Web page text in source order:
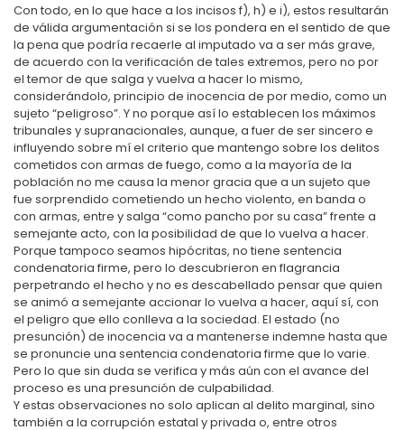
Con todo, en lo que hace a los incisos f), h) e i), estos resultarán
de válida argumentación si se los pondera en el sentido de que
la pena que podría recaerle al imputado va a ser más grave,
de acuerdo con la verificación de tales extremos, pero no por
el temor de que salga y vuelva a hacer lo mismo,
considerándolo, principio de inocencia de por medio, como un
sujeto “peligroso”. Y no porque así lo establecen los máximos
tribunales y supranacionales, aunque, a fuer de ser sincero e
influyendo sobre mí el criterio que mantengo sobre los delitos
cometidos con armas de fuego, como a la mayoría de la
población no me causa la menor gracia que a un sujeto que
fue sorprendido cometiendo un hecho violento, en banda o
con armas, entre y salga “como pancho por su casa” frente a
semejante acto, con la posibilidad de que lo vuelva a hacer.
Porque tampoco seamos hipócritas, no tiene sentencia
condenatoria firme, pero lo descubrieron en flagrancia
perpetrando el hecho y no es descabellado pensar que quien
se animó a semejante accionar lo vuelva a hacer, aquí sí, con
el peligro que ello conlleva a la sociedad. El estado (no
presunción) de inocencia va a mantenerse indemne hasta que
se pronuncie una sentencia condenatoria firme que lo varie.
Pero lo que sin duda se verifica y más aún con el avance del
proceso es una presunción de culpabilidad.
Y estas observaciones no solo aplican al delito marginal, sino
también a la corrupción estatal y privada o, entre otros